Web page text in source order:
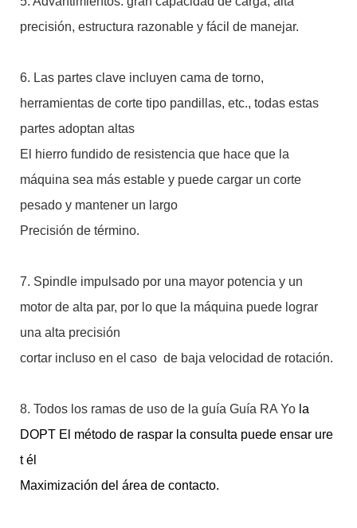
precisión, estructura razonable y fácil de manejar.
6. Las partes clave incluyen cama de torno,
herramientas de corte tipo pandillas, etc., todas estas
partes adoptan altas
El hierro fundido de resistencia que hace que la
máquina sea más estable y puede cargar un corte
pesado y mantener un largo
Precisión de término.
7. Spindle impulsado por una mayor potencia y un
motor de alta par, por lo que la máquina puede lograr
una alta precisión
cortar incluso en el caso de baja velocidad de rotación.
8. Todos los ramas de uso de la guía Guía RA Yo la
DOPT El método de raspar la consulta puede ensar ure
tél
Maximización del área de contacto.